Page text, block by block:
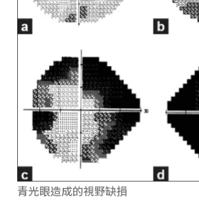
青光眼造成的視野缺損